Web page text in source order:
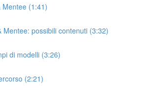
Mentee (1:41)
possibili contenuti (3:32)
di modelli (3:26)
(2:21)